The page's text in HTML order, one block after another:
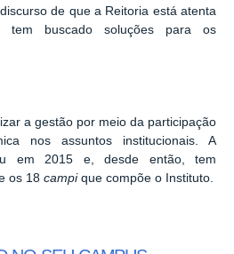
de que a Reitoria está atenta
tem buscado soluções para os
a gestão por meio da participação
nos assuntos institucionais. A
em 2015 e, desde então, tem
os 18 campi que compõe o Instituto.